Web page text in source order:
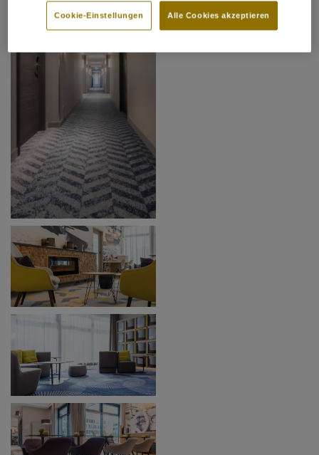
Alle Cookies akzeptieren
Cookie-Einstellungen